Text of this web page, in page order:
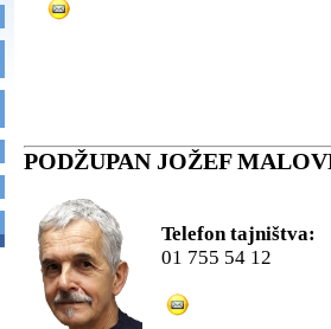
PODŽUPAN JOŽEF
Telefon tajništva:
01 755 54 12